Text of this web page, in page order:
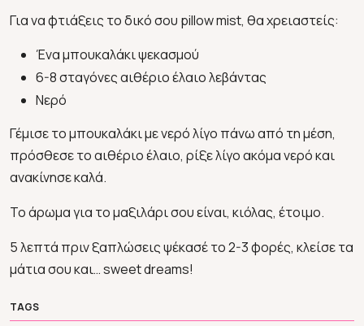
Για να φτιάξεις το δικό σου pillow mist, θα χρειαστείς:
Ένα μπουκαλάκι ψεκασμού
6-8 σταγόνες αιθέριο έλαιο λεβάντας
Νερό
Γέμισε το μπουκαλάκι με νερό λίγο πάνω από τη μέση,
πρόσθεσε το αιθέριο έλαιο, ρίξε λίγο ακόμα νερό και
ανακίνησε καλά.
Το άρωμα για το μαξιλάρι σου είναι, κιόλας, έτοιμο.
5 λεπτά πριν ξαπλώσεις ψέκασέ το 2-3 φορές, κλείσε τα
μάτια σου και… sweet dreams!
TAGS